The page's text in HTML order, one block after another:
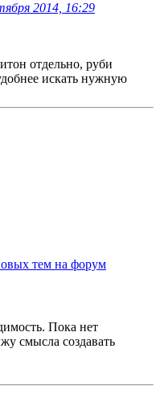
2014, 16:29
отдельно, руби
искать нужную
тем на форум
Пока нет
смысла создавать